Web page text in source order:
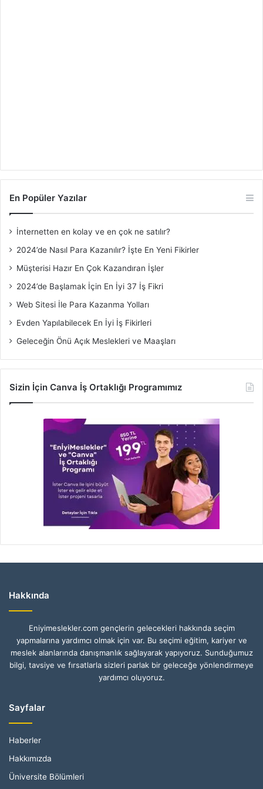
En Popüler Yazılar
İnternetten en kolay ve en çok ne satılır?
2024’de Nasıl Para Kazanılır? İşte En Yeni Fikirler
Müşterisi Hazır En Çok Kazandıran İşler
2024’de Başlamak İçin En İyi 37 İş Fikri
Web Sitesi İle Para Kazanma Yolları
Evden Yapılabilecek En İyi İş Fikirleri
Geleceğin Önü Açık Meslekleri ve Maaşları
Sizin İçin Canva İş Ortaklığı Programımız
Hakkında
Eniyimeslekler.com gençlerin gelecekleri hakkında seçim
yapmalarına yardımcı olmak için var. Bu seçimi eğitim, kariyer ve
meslek alanlarında danışmanlık sağlayarak yapıyoruz. Sunduğumuz
bilgi, tavsiye ve fırsatlarla sizleri parlak bir geleceğe yönlendirmeye
yardımcı oluyoruz.
Sayfalar
Haberler
Hakkımızda
Üniversite Bölümleri